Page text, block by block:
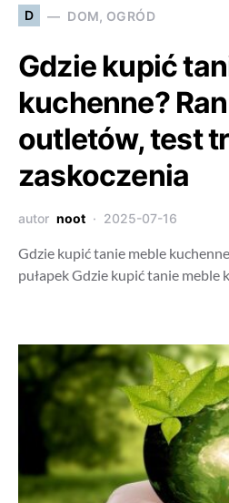
D DOM, OGRÓD
Gdzie kupić
kuchenne?
outletów, test
zaskoczenia
autor noot 2025-07-16
Gdzie kupić tanie meble
pułapek Gdzie kupić tanie meble